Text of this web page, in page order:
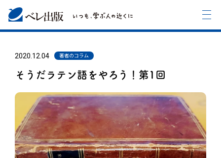
2020.12.04 著者のコラム
そうだラテン語をやろう！第1回